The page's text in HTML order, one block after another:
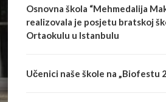
Osnovna škola “Mehmedalija
realizovala je posjetu bratskoj
Ortaokulu u Istanbulu
Učenici naše škole na „Biofestu